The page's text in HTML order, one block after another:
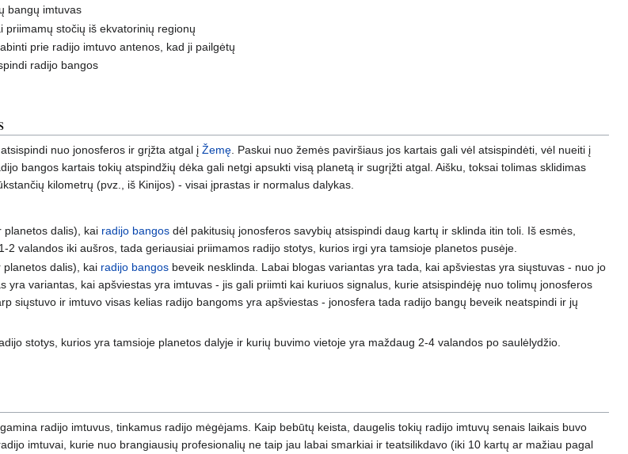
bangų imtuvas
priimamų stočių iš ekvatorinių regionų
prie radijo imtuvo antenos, kad ji pailgėtų
radijo bangos
nuo jonosferos ir grįžta atgal į Žemę. Paskui nuo žemės paviršiaus jos kartais gali vėl atsispindėti, vėl nueiti į
bangos kartais tokių atspindžių dėka gali netgi apsukti visą planetą ir sugrįžti atgal. Aišku, toksai tolimas sklidimas
kilometrų (pvz., iš Kinijos) - visai įprastas ir normalus dalykas.
planetos dalis), kai radijo bangos dėl pakitusių jonosferos savybių atsispindi daug kartų ir sklinda itin toli. Iš esmės,
valandos iki aušros, tada geriausiai priimamos radijo stotys, kurios irgi yra tamsioje planetos pusėje.
dalis), kai radijo bangos beveik nesklinda. Labai blogas variantas yra tada, kai apšviestas yra siųstuvas - nuo jo
yra variantas, kai apšviestas yra imtuvas - jis gali priimti kai kuriuos signalus, kurie atsispindėję nuo tolimų jonosferos
siųstuvo ir imtuvo visas kelias radijo bangoms yra apšviestas - jonosfera tada radijo bangų beveik neatspindi ir jų
stotys, kurios yra tamsioje planetos dalyje ir kurių buvimo vietoje yra maždaug 2-4 valandos po saulėlydžio.
radijo imtuvus, tinkamus radijo mėgėjams. Kaip bebūtų keista, daugelis tokių radijo imtuvų senais laikais buvo
imtuvai, kurie nuo brangiausių profesionalių ne taip jau labai smarkiai ir teatsilikdavo (iki 10 kartų ar mažiau pagal